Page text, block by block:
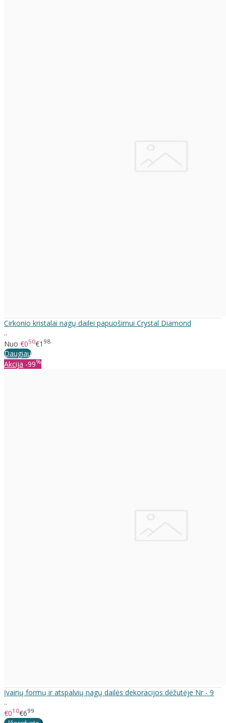
Cirkonio kristalai nagų dailei papuošimui Crystal Diamond
..
Nuo €050€1 98
Daugiau
Akcija -99%
Įvairių formų ir atspalvių nagų dailės dekoracijos dėžutėje Nr - 9
..
€010€699